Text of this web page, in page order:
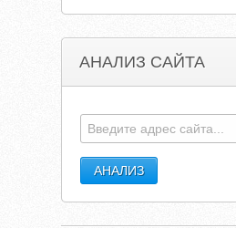
АНАЛИЗ САЙТА